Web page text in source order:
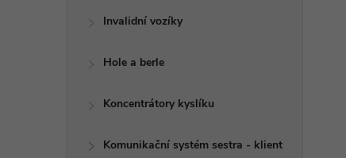
Invalidní vozíky
Hole a berle
Koncentrátory kyslíku
Komunikační systém sestra - klient